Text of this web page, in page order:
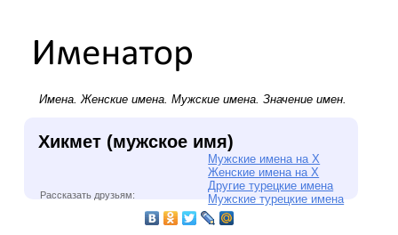
Имена.Женские имена. Мужские имена. Значение имен.
Хикмет (мужское имя)
Мужские имена на Х
Женские имена на Х
Другие турецкие имена
Мужские турецкие имена
Рассказать друзьям: